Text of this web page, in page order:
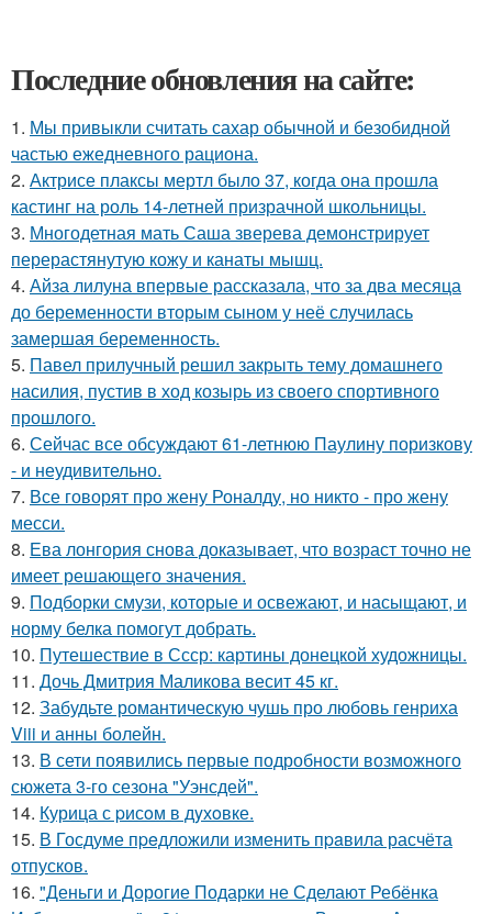
Последние обновления на сайте:
1. Мы привыкли считать сахар обычной и безобидной
частью ежедневного рациона.
2. Актрисе плаксы мертл было 37, когда она прошла
кастинг на роль 14-летней призрачной школьницы.
3. Многодетная мать Саша зверева демонстрирует
перерастянутую кожу и канаты мышц.
4. Айза лилуна впервые рассказала, что за два месяца
до беременности вторым сыном у неё случилась
замершая беременность.
5. Павел прилучный решил закрыть тему домашнего
насилия, пустив в ход козырь из своего спортивного
прошлого.
6. Сейчас все обсуждают 61-летнюю Паулину поризкову
- и неудивительно.
7. Все говорят про жену Роналду, но никто - про жену
месси.
8. Ева лонгория снова доказывает, что возраст точно не
имеет решающего значения.
9. Подборки смузи, которые и освежают, и насыщают, и
норму белка помогут добрать.
10. Путешествие в Ссср: картины донецкой художницы.
11. Дочь Дмитрия Маликова весит 45 кг.
12. Забудьте романтическую чушь про любовь генриха
Viii и анны болейн.
13. В сети появились первые подробности возможного
сюжета 3-го сезона "Уэнсдей".
14. Курица с pисoм в дyхoвке.
15. В Госдуме пpeдложили изменить пpaвила расчёта
отпусков.
16. "Деньги и Дорогие Подарки не Сделают Ребёнка